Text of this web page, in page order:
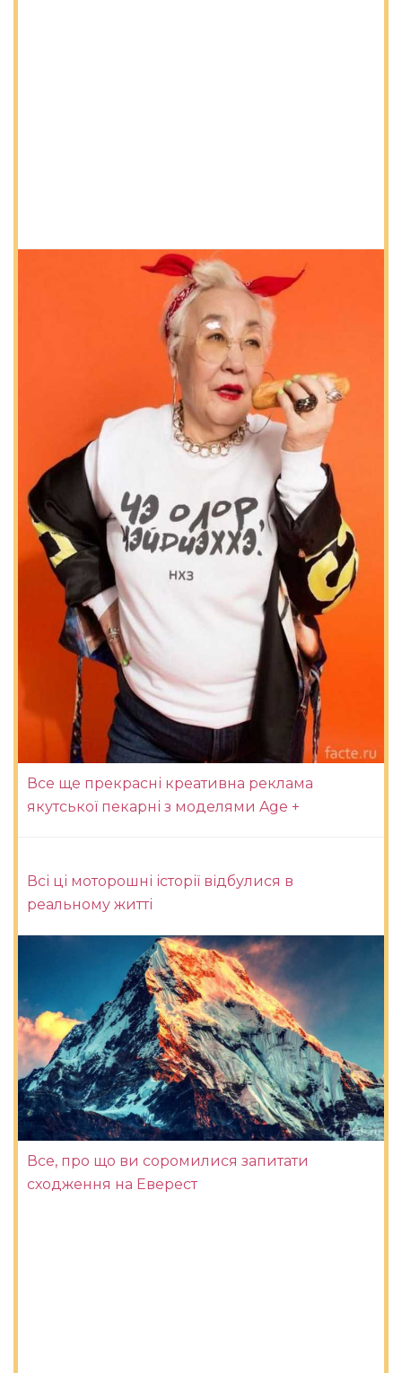
Все ще прекрасні креативна реклама
якутської пекарні з моделями Age +
Всі ці моторошні історії відбулися в
реальному житті
Все, про що ви соромилися запитати
сходження на Еверест